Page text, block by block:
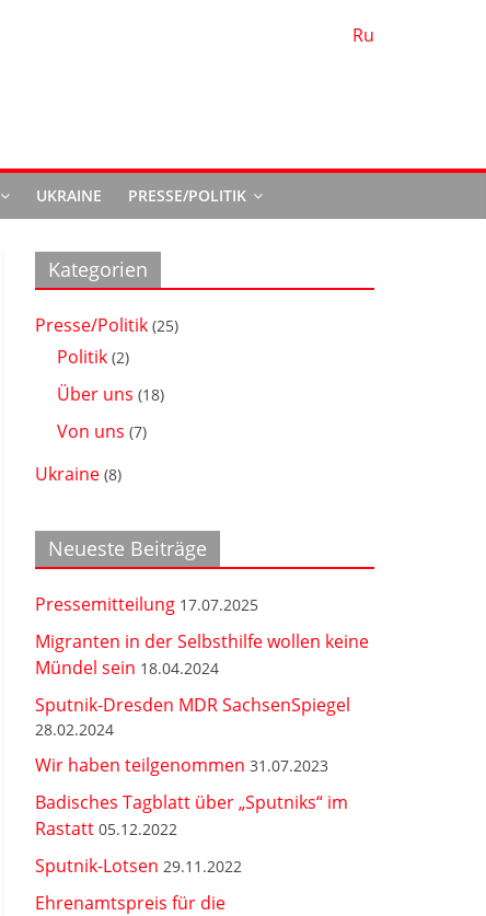
Ru
UKRAINE PRESSE/POLITIK
Kategorien
Presse/Politik (25)
Politik (2)
Über uns (18)
Von uns (7)
Ukraine (8)
Neueste Beiträge
Pressemitteilung 17.07.2025
Migranten in der Selbsthilfe wollen keine
Mündel sein 18.04.2024
Sputnik-Dresden MDR SachsenSpiegel
28.02.2024
Wir haben teilgenommen 31.07.2023
Badisches Tagblatt über „Sputniks“ im
Rastatt 05.12.2022
Sputnik-Lotsen 29.11.2022
Ehrenamtspreis für die